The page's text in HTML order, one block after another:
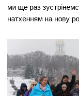
ми ще раз
натхенням на нову